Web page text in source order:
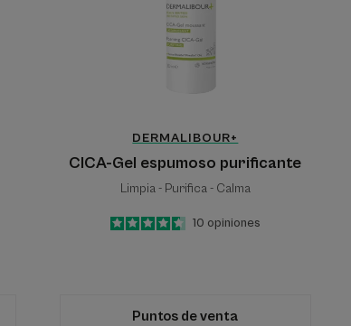
DERMALIBOUR+
CICA-Gel espumoso purificante
Limpia - Purifica - Calma
4.6
/5
10 opiniones
Puntos de venta